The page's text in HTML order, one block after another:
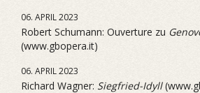
06. APRIL 2023
Robert Schumann: Ouverture zu
(www.gbopera.it)
06. APRIL 2023
Richard Wagner: Siegfried-Idyll